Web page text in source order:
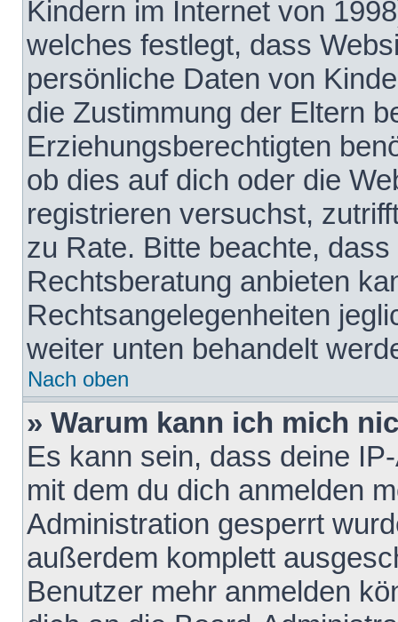
Kindern im Internet von
welches festlegt, dass
persönliche Daten von
die Zustimmung der Eltern
Erziehungsberechtigten
ob dies auf dich oder die
registrieren versuchst,
zu Rate. Bitte beachte,
Rechtsberatung anbieten
Rechtsangelegenheiten
weiter unten behandelt
Nach oben
» Warum kann ich mich
Es kann sein, dass deine
mit dem du dich anmelden
Administration gesperrt
außerdem komplett
Benutzer mehr anmelden